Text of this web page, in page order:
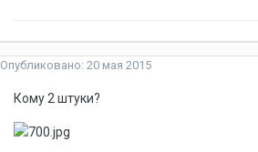
Опубликовано: 20 мая 2015
Кому 2 штуки?